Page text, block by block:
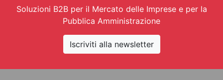
Soluzioni B2B per il Mercato delle Imprese e per la
Pubblica Amministrazione
Iscriviti alla newsletter